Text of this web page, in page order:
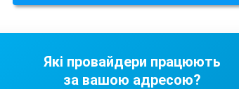
Які провайдери працюють
за вашою адресою?